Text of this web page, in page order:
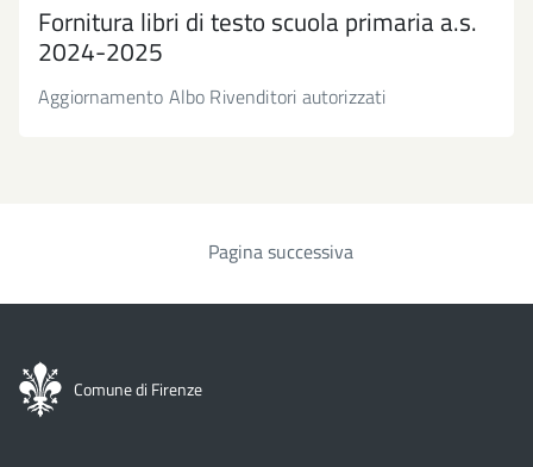
Fornitura libri di testo scuola primaria a.s.
2024-2025
Aggiornamento Albo Rivenditori autorizzati
Pagina successiva
Comune di Firenze